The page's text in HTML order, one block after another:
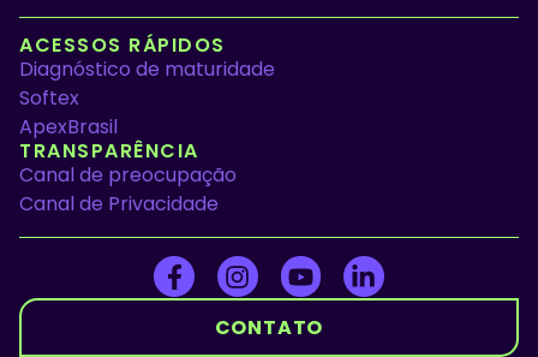
ACESSOS RÁPIDOS
Diagnóstico de maturidade
Softex
ApexBrasil
TRANSPARÊNCIA
Canal de preocupação
Canal de Privacidade
CONTATO